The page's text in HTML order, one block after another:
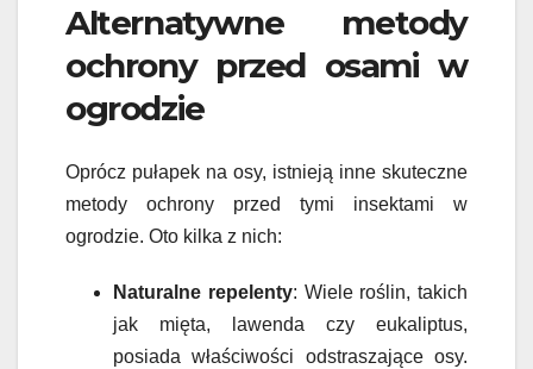
Alternatywne metody
ochrony przed osami w
ogrodzie
Oprócz pułapek na osy, istnieją inne skuteczne
metody ochrony przed tymi insektami w
ogrodzie. Oto kilka z nich:
Naturalne repelenty: Wiele roślin, takich
jak mięta, lawenda czy eukaliptus,
posiada właściwości odstraszające osy.